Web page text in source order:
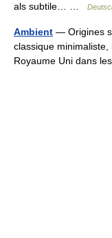
als subtile… …
Ambient — Origines
classique minimaliste,
Royaume Uni dans